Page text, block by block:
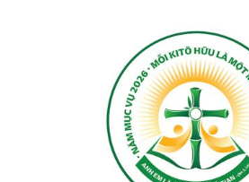
XỨ
THIÊN